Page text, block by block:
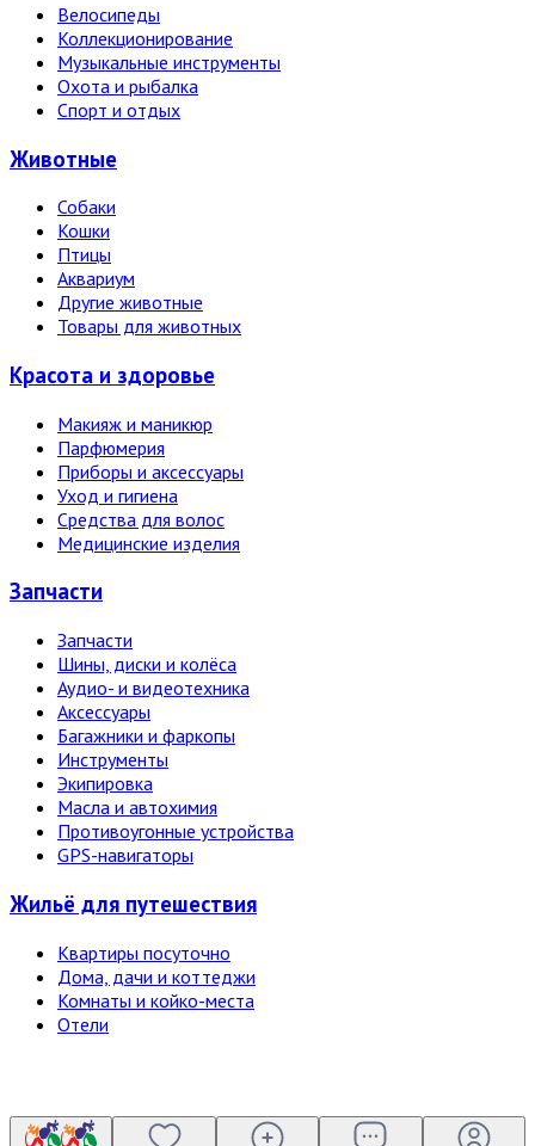
Велосипеды
Коллекционирование
Музыкальные инструменты
Охота и рыбалка
Спорт и отдых
Животные
Собаки
Кошки
Птицы
Аквариум
Другие животные
Товары для животных
Красота и здоровье
Макияж и маникюр
Парфюмерия
Приборы и аксессуары
Уход и гигиена
Средства для волос
Медицинские изделия
Запчасти
Запчасти
Шины, диски и колёса
Аудио- и видеотехника
Аксессуары
Багажники и фаркопы
Инструменты
Экипировка
Масла и автохимия
Противоугонные устройства
GPS-навигаторы
Жильё для путешествия
Квартиры посуточно
Дома, дачи и коттеджи
Комнаты и койко-места
Отели